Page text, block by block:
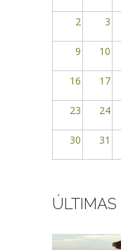
2 3
9 10
16 17
23 24
30 31
ÚLTIMAS